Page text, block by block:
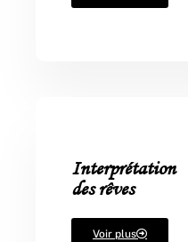
Interprétation
des rêves
Voir plus